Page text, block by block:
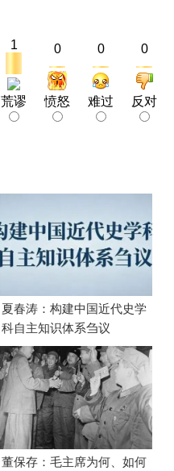
1
荒谬
0
愤怒
0
难过
0
反对
夏春涛：构建中国近代史学
科自主知识体系刍议
董保存：毛主席为何、如何